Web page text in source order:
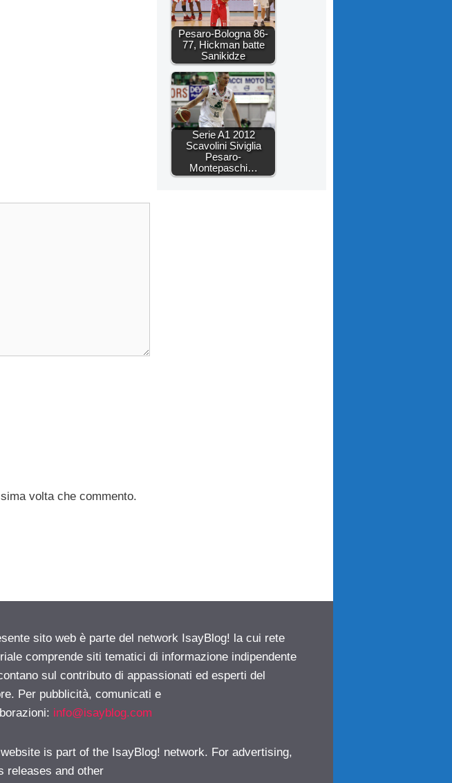
volta che commento.
Pesaro-Bologna 86-
77, Hickman batte
Sanikidze
Serie A1 2012
Scavolini Siviglia
Pesaro-
Montepaschi…
sito web è parte del network IsayBlog! la cui rete
comprende siti tematici di informazione indipendente
sul contributo di appassionati ed esperti del
Per pubblicità, comunicati e
info@isayblog.com
is part of the IsayBlog! network. For advertising,
releases and other